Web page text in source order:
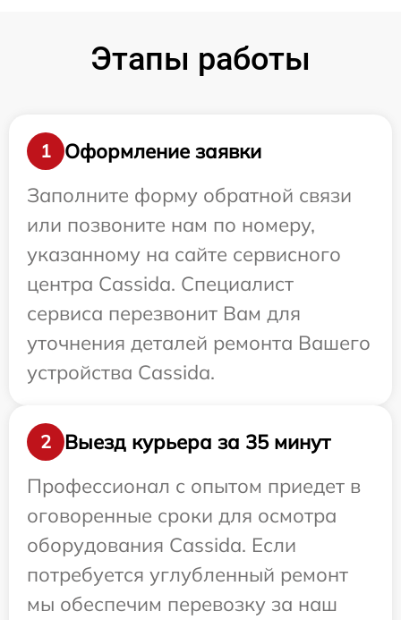
Этапы работы
1
Оформление заявки
Заполните форму обратной связи
или позвоните нам по номеру,
указанному на сайте сервисного
центра Cassida. Специалист
сервиса перезвонит Вам для
уточнения деталей ремонта Вашего
устройства Cassida.
2
Выезд курьера за 35 минут
Профессионал с опытом приедет в
оговоренные сроки для осмотра
оборудования Cassida. Если
потребуется углубленный ремонт
мы обеспечим перевозку за наш